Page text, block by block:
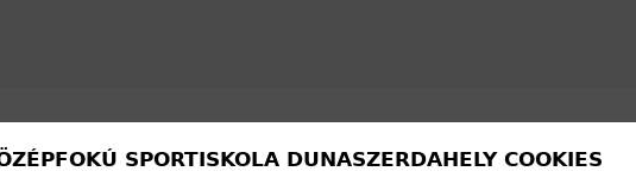
el:
SPORTISKOLA DUNASZERDAHELY COOKIES